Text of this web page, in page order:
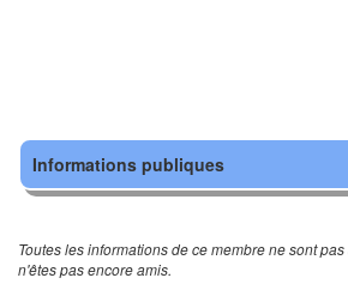
Informations publiques
Toutes les informations de ce membre ne sont
n'êtes pas encore amis.